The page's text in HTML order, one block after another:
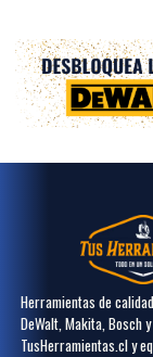
Herramientas de
DeWalt, Makita, Bosch
TusHerramientas.cl y